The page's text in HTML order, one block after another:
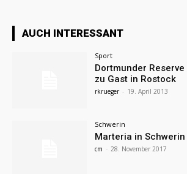
AUCH INTERESSANT
Sport
Dortmunder
zu Gast in Rostock
rkrueger - 19. April 2013
Schwerin
Marteria in Schwerin
cm - 28. November 2017